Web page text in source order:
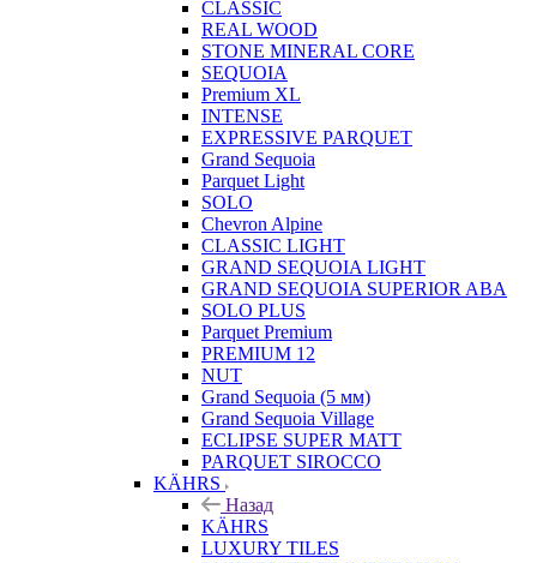
CLASSIC
REAL WOOD
STONE MINERAL CORE
SEQUOIA
Premium XL
INTENSE
EXPRESSIVE PARQUET
Grand Sequoia
Parquet Light
SOLO
Chevron Alpine
CLASSIC LIGHT
GRAND SEQUOIA LIGHT
GRAND SEQUOIA SUPERIOR ABA
SOLO PLUS
Parquet Premium
PREMIUM 12
NUT
Grand Sequoia (5 мм)
Grand Sequoia Village
ECLIPSE SUPER MATT
PARQUET SIROCCO
KÄHRS
Назад
KÄHRS
LUXURY TILES